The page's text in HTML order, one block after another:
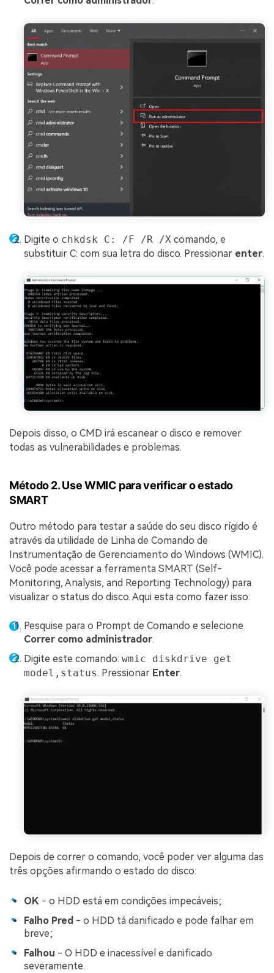
Digite o chkdsk C: /F /R /X comando, e
substituir C: com sua letra do disco. Pressionar enter.
Depois disso, o CMD irá escanear o disco e remover
todas as vulnerabilidades e problemas.
Método 2. Use WMIC para verificar o estado
SMART
Outro método para testar a saúde do seu disco rígido é
através da utilidade de Linha de Comando de
Instrumentação de Gerenciamento do Windows (WMIC).
Você pode acessar a ferramenta SMART (Self-
Monitoring, Analysis, and Reporting Technology) para
visualizar o status do disco. Aqui esta como fazer isso:
Pesquise para o Prompt de Comando e selecione
Correr como administrador.
Digite este comando: wmic diskdrive get
model,status. Pressionar Enter.
Depois de correr o comando, você poder ver alguma das
três opções afirmando o estado do disco:
OK - o HDD está em condições impecáveis;
Falho Pred - o HDD tá danificado e pode falhar em
breve;
Falhou - O HDD e inacessível e danificado
severamente.